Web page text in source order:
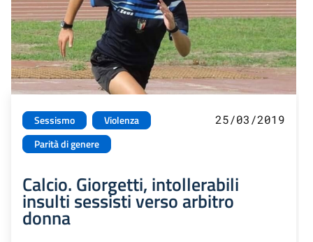
Sessismo
Violenza
Parità di genere
25/03/2019
Calcio. Giorgetti, intollerabili
insulti sessisti verso arbitro
donna